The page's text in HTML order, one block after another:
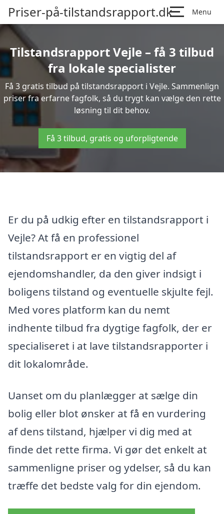
Priser-på-tilstandsrapport.dk Menu
Tilstandsrapport Vejle – få 3 tilbud
fra lokale specialister
Få 3 gratis tilbud på tilstandsrapport i Vejle. Sammenlign
priser fra erfarne fagfolk, så du trygt kan vælge den rette
løsning til dit behov.
Få 3 tilbud, gratis og uforpligtende
Er du på udkig efter en tilstandsrapport i
Vejle? At få en professionel
tilstandsrapport er en vigtig del af
ejendomshandler, da den giver indsigt i
boligens tilstand og eventuelle skjulte fejl.
Med vores platform kan du nemt
indhente tilbud fra dygtige fagfolk, der er
specialiseret i at lave tilstandsrapporter i
dit lokalområde.
Uanset om du planlægger at sælge din
bolig eller blot ønsker at få en vurdering
af dens tilstand, hjælper vi dig med at
finde det rette firma. Vi gør det enkelt at
sammenligne priser og ydelser, så du kan
træffe det bedste valg for din ejendom.